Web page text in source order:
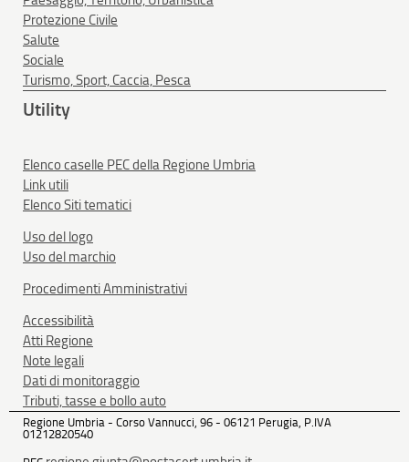
Protezione Civile
Salute
Sociale
Turismo, Sport, Caccia, Pesca
Utility
Elenco caselle PEC della Regione Umbria
Link utili
Elenco Siti tematici
Uso del logo
Uso del marchio
Procedimenti Amministrativi
Accessibilità
Atti Regione
Note legali
Dati di monitoraggio
Tributi, tasse e bollo auto
Regione Umbria - Corso Vannucci, 96 - 06121 Perugia, P.IVA
01212820540